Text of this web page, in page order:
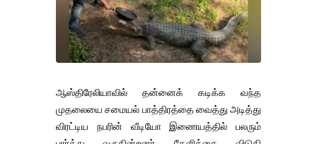
ஆஸ்திரேலியாவில் தன்னைக் கடிக்க வந்த
முதலையை சமையல் பாத்திரத்தை வைத்து அடித்து
விரட்டிய நபரின் வீடியோ இணையத்தில் பலரும்